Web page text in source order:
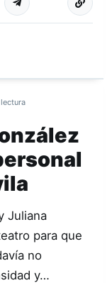
Juliana
para que
no
y…